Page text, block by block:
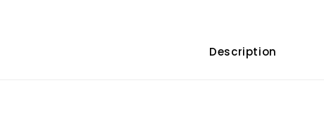
Description